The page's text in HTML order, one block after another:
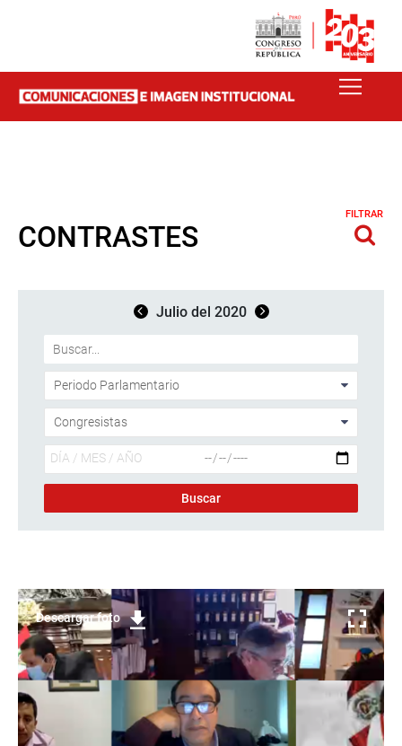
CONTRASTES
FILTRAR
Julio del 2020
Descargar foto